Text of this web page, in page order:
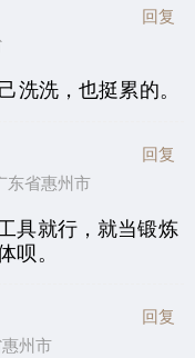
回复
洗洗，也挺累的。
省惠州市
回复
具就行，就当锻炼
呗。
州市
回复